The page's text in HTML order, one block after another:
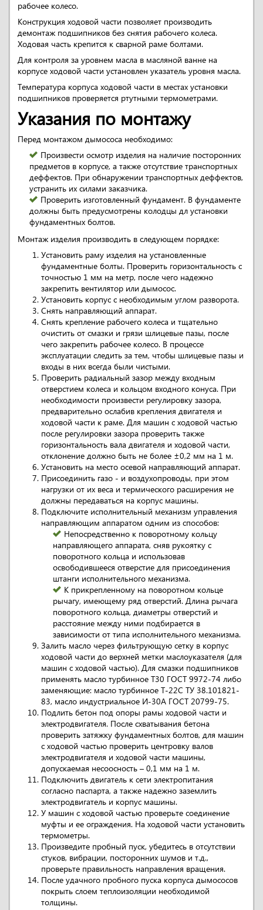
рабочее колесо.
Конструкция ходовой части позволяет производить
демонтаж подшипников без снятия рабочего колеса.
Ходовая часть крепится к сварной раме болтами.
Для контроля за уровнем масла в масляной ванне на
корпусе ходовой части установлен указатель уровня масла.
Температура корпуса ходовой части в местах установки
подшипников проверяется ртутными термометрами.
Указания по монтажу
Перед монтажом дымососа необходимо:
Произвести осмотр изделия на наличие посторонних
предметов в корпусе, а также отсутствие транспортных
деффектов. При обнаружении транспортных деффектов,
устранить их силами заказчика.
Проверить изготовленный фундамент. В фундаменте
должны быть предусмотрены колодцы дл установки
фундаментных болтов.
Монтаж изделия производить в следующем порядке:
Установить раму изделия на установленные
фундаментные болты. Проверить горизонтальность с
точностью 1 мм на метр, после чего надежно
закрепить вентилятор или дымосос.
Установить корпус с необходимым углом разворота.
Снять направляющий аппарат.
Снять крепление рабочего колеса и тщательно
очистить от смазки и грязи шлицевые пазы, после
чего закрепить рабочее колесо. В процессе
эксплуатации следить за тем, чтобы шлицевые пазы и
входы в них всегда были чистыми.
Проверить радиальный зазор между входным
отверстием колеса и кольцом входного конуса. При
необходимости произвести регулировку зазора,
предварительно ослабив крепления двигателя и
ходовой части к раме. Для машин с ходовой частью
после регулировки зазора проверить также
горизонтальность вала двигателя и ходовой части,
отклонение должно быть не более ±0,2 мм на 1 м.
Установить на место осевой направляющий аппарат.
Присоединить газо - и воздухопроводы, при этом
нагрузки от их веса и термического расширения не
должны передаваться на корпус машины.
Подключите исполнительный механизм управления
направляющим аппаратом одним из способов:
Непосредственно к поворотному кольцу
направляющего аппарата, сняв рукоятку с
поворотного кольца и использовав
освободившееся отверстие для присоединения
штанги исполнительного механизма.
К прикрепленному на поворотном кольце
рычагу, имеющему ряд отверстий. Длина рычага
поворотного кольца, диаметры отверстий и
расстояние между ними подбирается в
зависимости от типа исполнительного механизма.
Залить масло через фильтрующую сетку в корпус
ходовой части до верхней метки маслоуказателя (для
машин с ходовой частью). Для смазки подшипников
применять масло турбинное Т30 ГОСТ 9972-74 либо
заменяющие: масло турбинное Т-22С ТУ 38.101821-
83, масло индустриальное И-30А ГОСТ 20799-75.
Подлить бетон под опоры рамы ходовой части и
электродвигателя. После схватывания бетона
проверить затяжку фундаментных болтов, для машин
с ходовой частью проверить центровку валов
электродвигателя и ходовой части машины,
допускаемая несоосность – 0,1 мм на 1 м.
Подключить двигатель к сети электропитания
согласно паспарта, а также надежно заземлить
электродвигатель и корпус машины.
У машин с ходовой частью проверьте соединение
муфты и ее ограждения. На ходовой части установить
термометры.
Произведите пробный пуск, убедитесь в отсутствии
стуков, вибрации, посторонних шумов и т.д.,
проверьте правильность направления вращения.
После удачного пробного пуска корпуса дымососов
покрыть слоем теплоизоляции необходимой
толщины.